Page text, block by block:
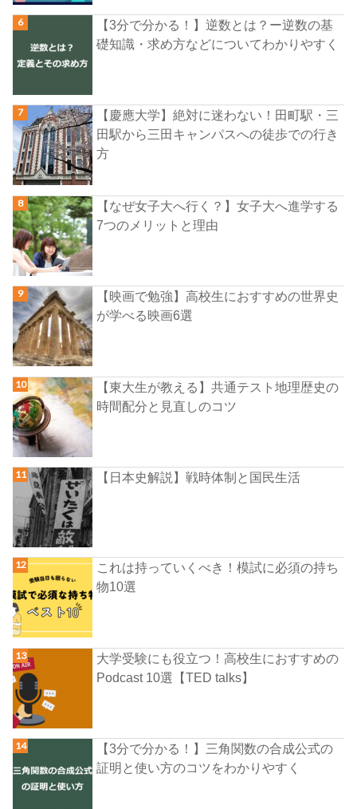
【3分で分かる！】逆数とは？ー逆数の基
礎知識・求め方などについてわかりやすく
【慶應大学】絶対に迷わない！田町駅・三
田駅から三田キャンパスへの徒歩での行き
方
【なぜ女子大へ行く？】女子大へ進学する
7つのメリットと理由
【映画で勉強】高校生におすすめの世界史
が学べる映画6選
【東大生が教える】共通テスト地理歴史の
時間配分と見直しのコツ
【日本史解説】戦時体制と国民生活
これは持っていくべき！模試に必須の持ち
物10選
大学受験にも役立つ！高校生におすすめの
Podcast 10選【TED talks】
【3分で分かる！】三角関数の合成公式の
証明と使い方のコツをわかりやすく